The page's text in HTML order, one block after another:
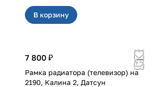
В корзину
7 800 ₽
Рамка радиатора (телевизор) на
2190, Калина 2, Датсун